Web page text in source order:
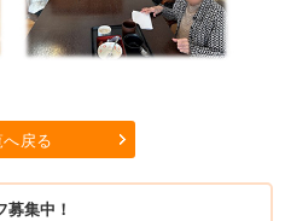
へ戻る
募集中！